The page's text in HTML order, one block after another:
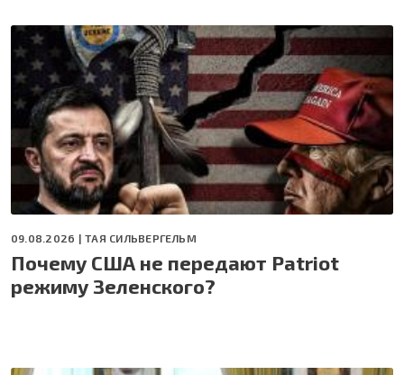
09.08.2026 |ТАЯ СИЛЬВЕРГЕЛЬМ
Почему США не передают Patriot
режиму Зеленского?